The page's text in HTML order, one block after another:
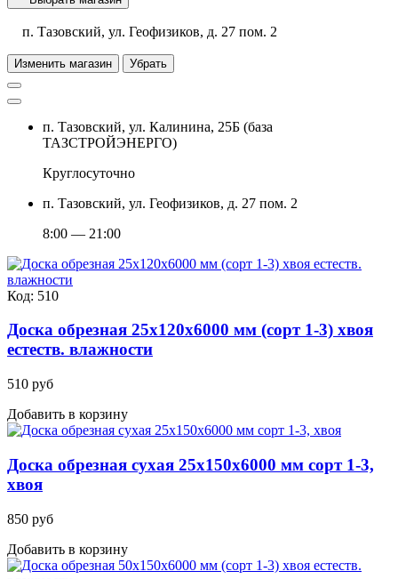
п. Тазовский, ул. Геофизиков, д. 27 пом. 2
Изменить магазин Убрать
п. Тазовский, ул. Калинина, 25Б (база
ТАЗСТРОЙЭНЕРГО)
Круглосуточно
п. Тазовский, ул. Геофизиков, д. 27 пом. 2
8:00 — 21:00
Код: 510
Доска обрезная 25х120х6000 мм (сорт 1-3) хвоя
естеств. влажности
510 руб
Добавить в корзину
Доска обрезная сухая 25х150х6000 мм сорт 1-3,
хвоя
850 руб
Добавить в корзину